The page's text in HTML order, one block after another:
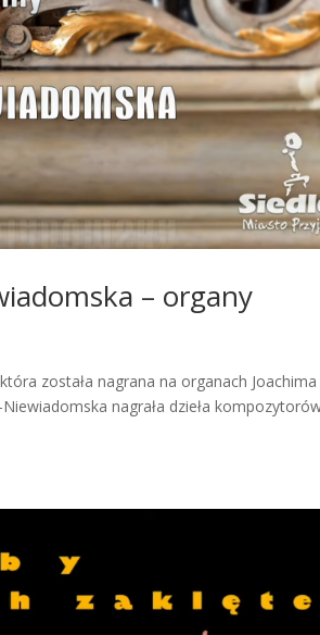
– organy
została nagrana na organach Joachima
nagrała dzieła